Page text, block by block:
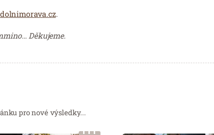
.
Děkujeme.
pro nové výsledky...